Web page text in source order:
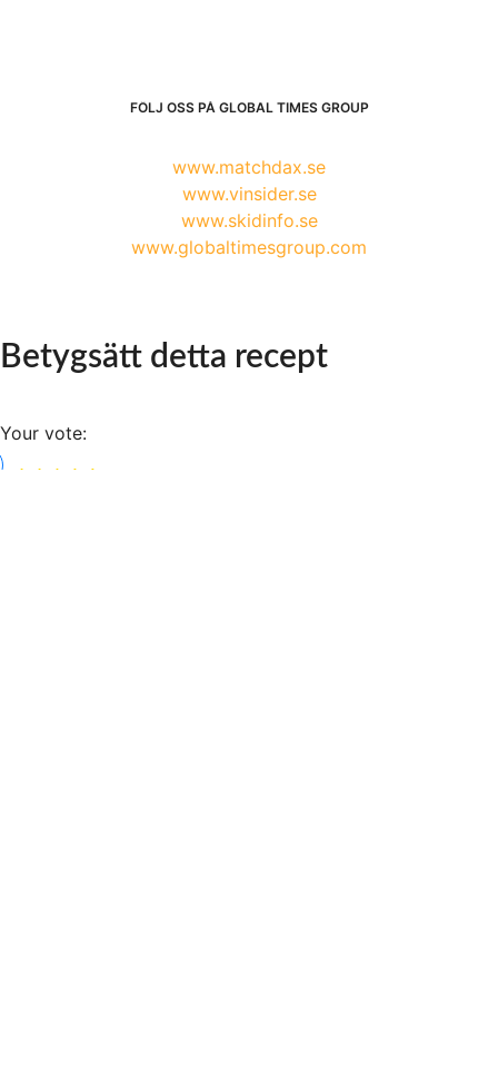
FÖLJ OSS PÅ GLOBAL TIMES GROUP
www.matchdax.se
www.vinsider.se
www.skidinfo.se
www.globaltimesgroup.com
Betygsätt detta recept
Your vote: